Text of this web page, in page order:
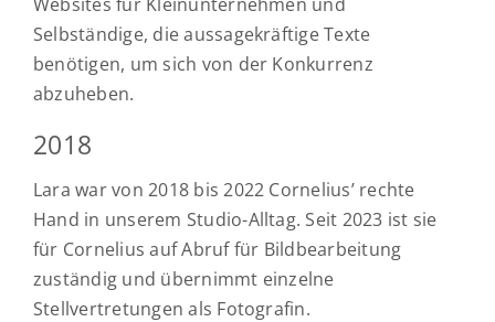
Selbständige, die aussagekräftige Texte
benötigen, um sich von der Konkurrenz
abzuheben.
2018
Lara war von 2018 bis 2022 Cornelius’ rechte
Hand in unserem Studio-Alltag. Seit 2023 ist sie
für Cornelius auf Abruf für Bildbearbeitung
zuständig und übernimmt einzelne
Stellvertretungen als Fotografin.